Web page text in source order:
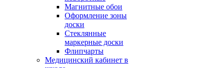
Магнитные обои
Оформление зоны
доски
Стеклянные
маркерные доски
Флипчарты
Медицинский кабинет в